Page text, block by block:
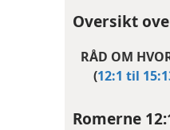
Oversikt
RÅD OM
(12:1 til
Romerne